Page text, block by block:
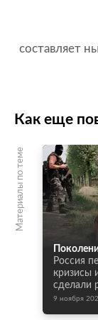
составляет
Как еще
Материалы по теме
Россия
кризисы
сделали
9 ноября